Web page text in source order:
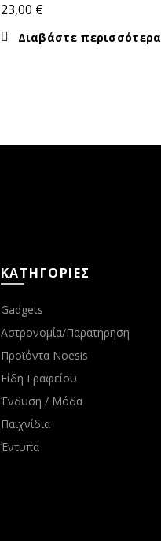
23,00 €
Διαβάστε περισσότερα
ΚΑΤΗΓΟΡΙΕΣ
Gadgets
Αστρονομία/Παρατήρηση
Προϊόντα Noesis
Είδη Γραφείου
Ένδυση / Μόδα
Παιχνίδια
Έντυπα